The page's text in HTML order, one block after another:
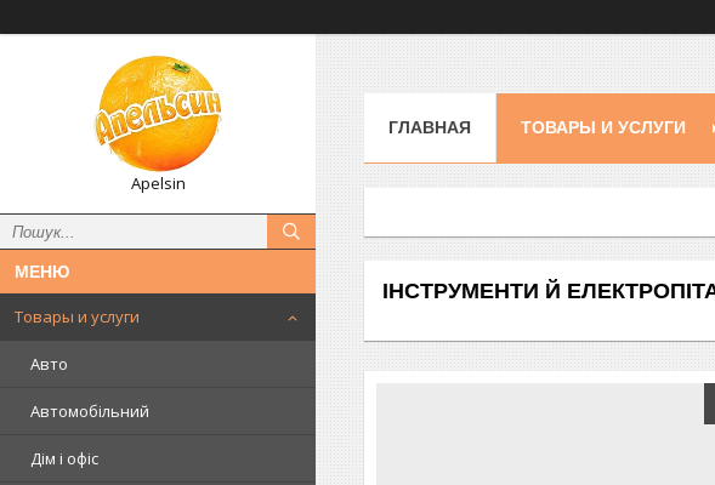
Apelsin
Товары и услуги
Авто
Автомобільний
Дім і офіс
ГЛАВНАЯ ТОВАРЫ И УСЛУГИ
ІНСТРУМЕНТИ Й